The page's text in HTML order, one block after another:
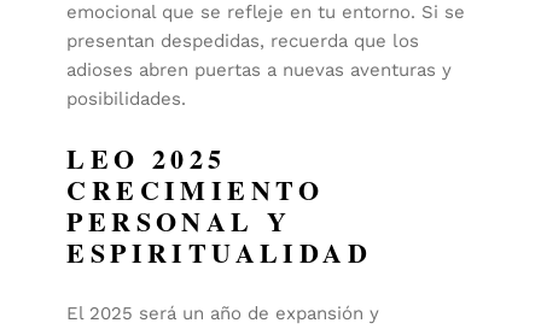
emocional que se refleje en tu entorno. Si se
presentan despedidas, recuerda que los
adioses abren puertas a nuevas aventuras y
posibilidades.
LEO 2025
CRECIMIENTO
PERSONAL Y
ESPIRITUALIDAD
El 2025 será un año de expansión y